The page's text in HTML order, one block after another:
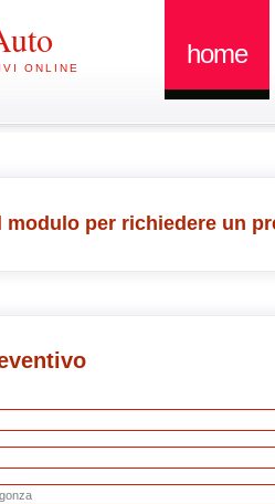
ONLINE home
modulo per richiedere un